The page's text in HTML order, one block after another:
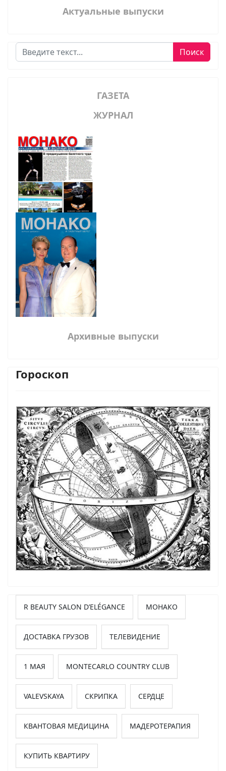
Актуальные выпуски
Поиск Поиск
ГАЗЕТА
ЖУРНАЛ
Архивные выпуски
Гороскоп
R BEAUTY SALON D’ELÉGANCE МОНАКО
ДОСТАВКА ГРУЗОВ ТЕЛЕВИДЕНИЕ
1 МАЯ MONTECARLO COUNTRY CLUB
VALEVSKAYA СКРИПКА СЕРДЦЕ
КВАНТОВАЯ МЕДИЦИНА МАДЕРОТЕРАПИЯ
КУПИТЬ КВАРТИРУ